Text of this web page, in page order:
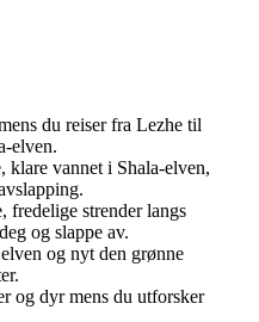
du reiser fra Lezhe til
elven.
klare vannet i Shala-elven,
fredelige strender langs
og slappe av.
og nyt den grønne
og dyr mens du utforsker